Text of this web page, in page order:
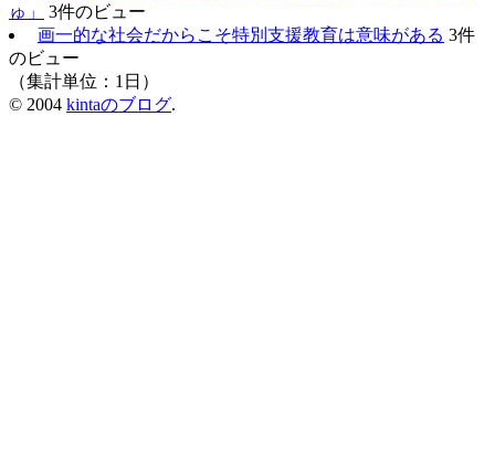
ゅ」
3件のビュー
画一的な社会だからこそ特別支援教育は意味がある 3件
のビュー
（集計単位：1日）
© 2004 kintaのブログ.